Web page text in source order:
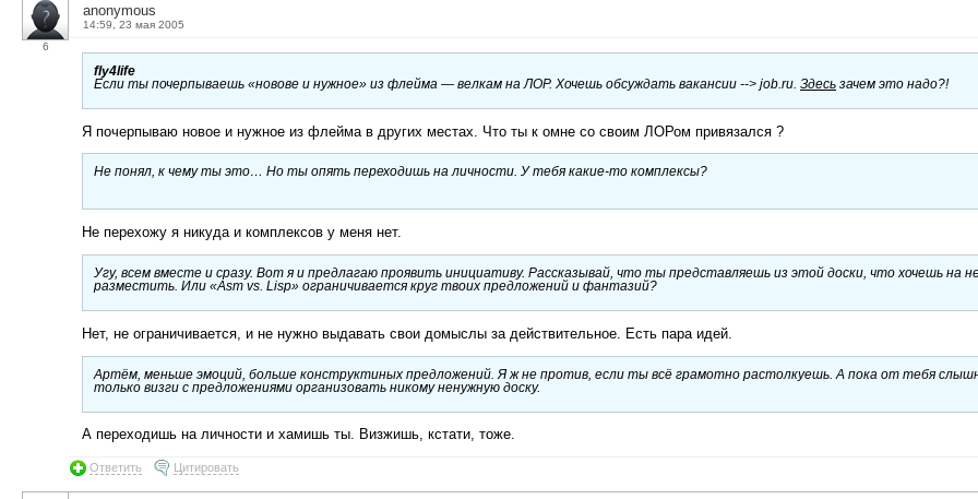
6
anonymous
14:59, 23 мая 2005
fly4life
Если ты почерпываешь «новове и нужное» из флейма — велкам на ЛОР. Хочешь обсуждать вакансии --> job.ru. Здесь зачем это надо?!
Я почерпываю новое и нужное из флейма в других местах. Что ты к омне со своим ЛОРом привязался ?
Не понял, к чему ты это… Но ты опять переходишь на личности. У тебя какие-то комплексы?
Не перехожу я никуда и комплексов у меня нет.
Угу, всем вместе и сразу. Вот я и предлагаю проявить инициативу. Рассказывай, что ты представляешь из этой доски, что хочешь на
разместить. Или «Asm vs. Lisp» ограничивается круг твоих предложений и фантазий?
Нет, не ограничивается, и не нужно выдавать свои домыслы за действительное. Есть пара идей.
Артём, меньше эмоций, больше конструктиных предложений. Я ж не против, если ты всё грамотно растолкуешь. А пока от тебя
только визги с предложениями организовать никому ненужную доску.
А переходишь на личности и хамишь ты. Визжишь, кстати, тоже.
Ответить Цитировать